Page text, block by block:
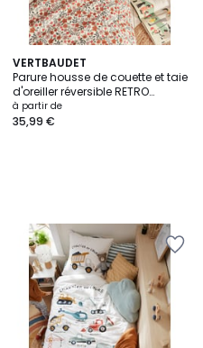
VERTBAUDET
Parure housse de couette et taie
d'oreiller réversible RETRO
FLOWERS, avec coton recyclé
à partir de
35,99 €